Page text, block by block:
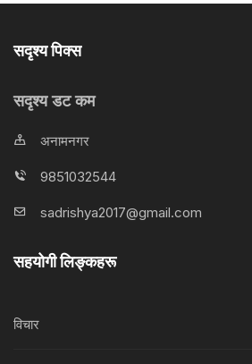
सदृश्य पिक्स
सदृश्य डट कम
अनामनगर
9851032544
sadrishya2017@gmail.com
सहयोगी लिङ्कहरू
विचार